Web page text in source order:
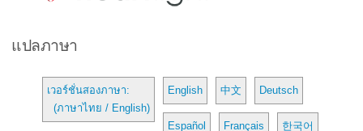
แปลภาษา
เวอร์ชั่นสองภาษา:
(ภาษาไทย / English)
English 中文 Deutsch
Español Français 한국어